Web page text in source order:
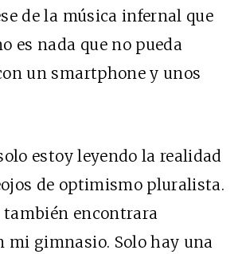
de la música infernal que
es nada que no pueda
un smartphone y unos
estoy leyendo la realidad
de optimismo pluralista.
también encontrara
mi gimnasio. Solo hay una